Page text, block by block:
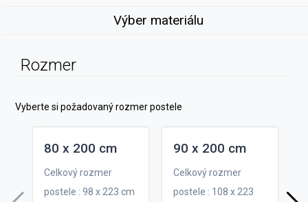
Výber materiálu
Rozmer
Vyberte si požadovaný rozmer postele
80 x 200 cm
Celkový rozmer
postele : 98 x 223 cm
90 x 200 cm
Celkový rozmer
postele : 108 x 223